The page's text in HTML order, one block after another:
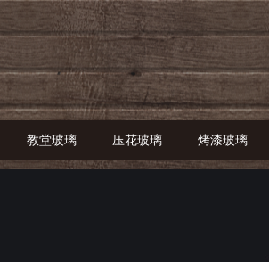
教堂玻璃 压花玻璃 烤漆玻璃